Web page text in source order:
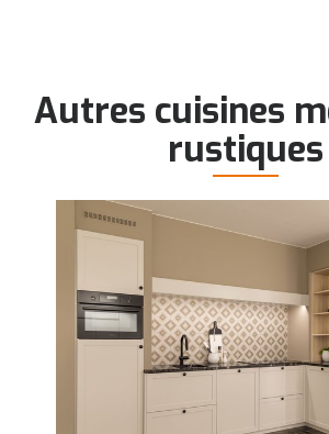
Autres cuisines
rustiques